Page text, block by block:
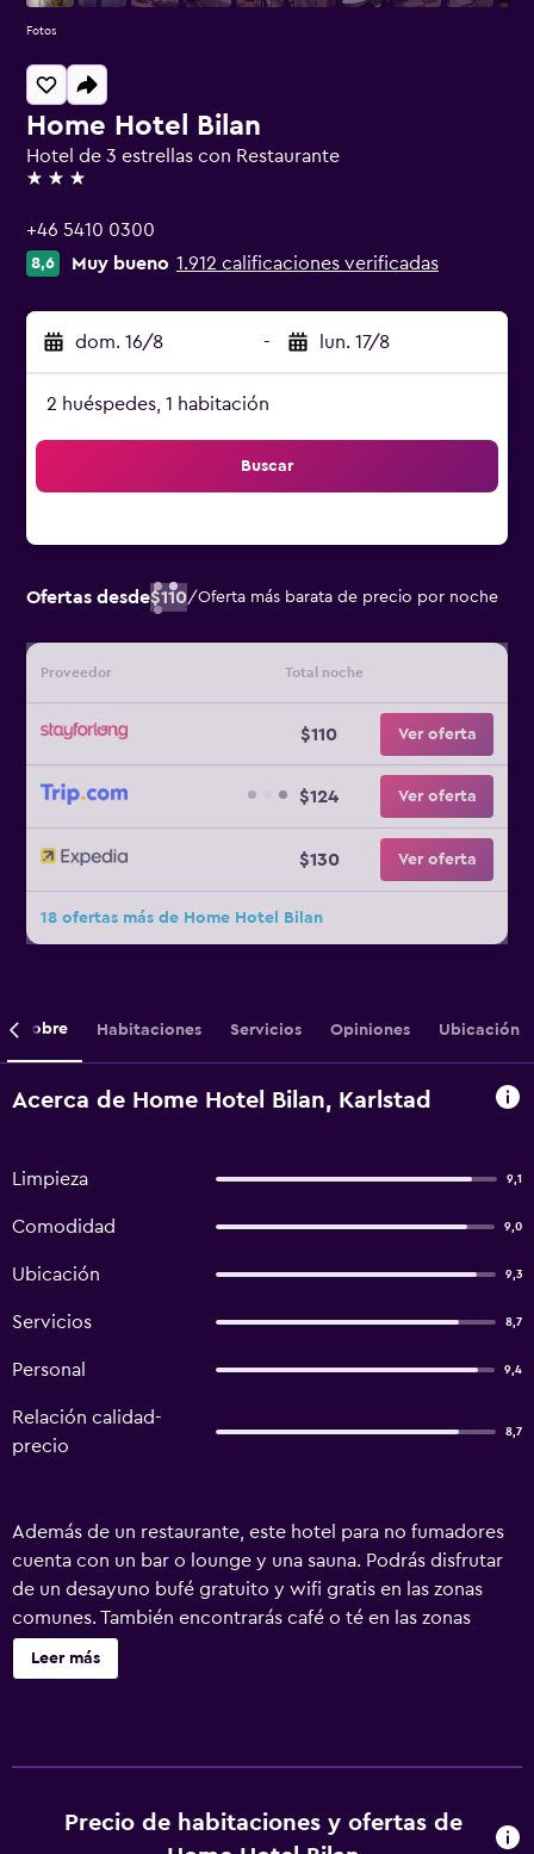
Home Hotel Bilan
Hotel de 3 estrellas con Restaurante
3 estrellas
+46 5410 0300
8,6 Muy bueno 1.912 calificaciones verificadas
dom. 16/8 - lun. 17/8
2 huéspedes, 1 habitación
Buscar
Ofertas desde$110/Oferta más barata de precio por noche
Proveedor Total noche
$110 Ver oferta
$124 Ver oferta
$130 Ver oferta
18 ofertas más de Home Hotel Bilan
Fotos
Sobre Habitaciones Servicios Opiniones Ubicación
Acerca de Home Hotel Bilan, Karlstad
Limpieza 9,1
Comodidad 9,0
Ubicación 9,3
Servicios 8,7
Personal 9,4
Relación calidad-
precio
8,7
Además de un restaurante, este hotel para no fumadores
cuenta con un bar o lounge y una sauna. Podrás disfrutar
de un desayuno bufé gratuito y wifi gratis en las zonas
comunes. También encontrarás café o té en las zonas
comunes, una sala de reuniones y lavandería. Se ofrece un
servicio de limpieza a petición. Home Hotel Bilan ofrece
incluyen sauna.
Leer más
Precio de habitaciones y ofertas de